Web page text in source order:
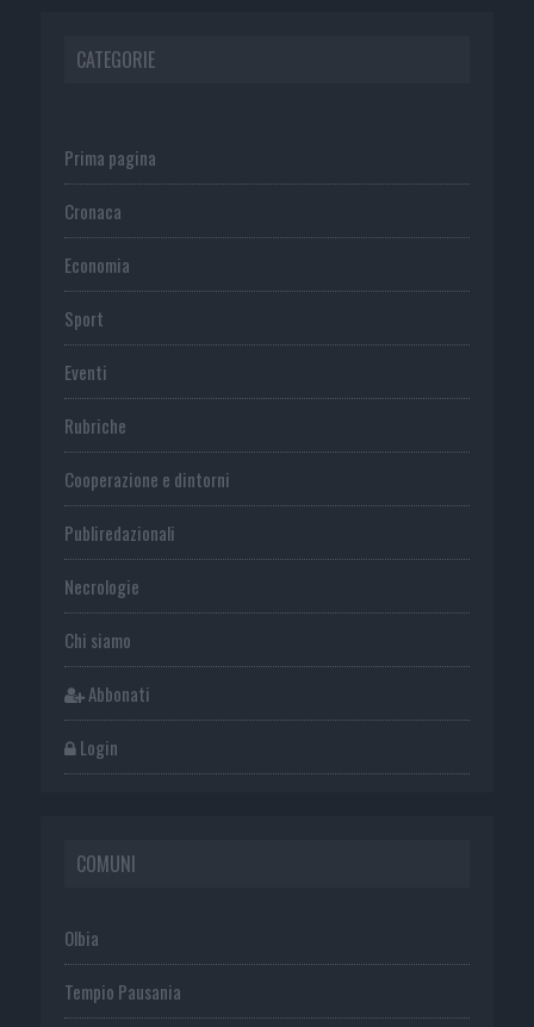
CATEGORIE
Prima pagina
Cronaca
Economia
Sport
Eventi
Rubriche
Cooperazione e dintorni
Publiredazionali
Necrologie
Chi siamo
Abbonati
Login
COMUNI
Olbia
Tempio Pausania